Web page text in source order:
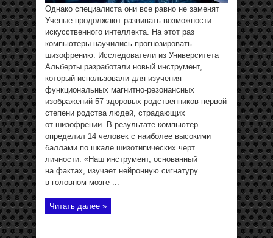
Однако специалиста они все равно не заменят
Ученые продолжают развивать возможности
искусственного интеллекта. На этот раз
компьютеры научились прогнозировать
шизофрению. Исследователи из Университета
Альберты разработали новый инструмент,
который использовали для изучения
функциональных магнитно-резонансных
изображений 57 здоровых родственников первой
степени родства людей, страдающих
от шизофрении. В результате компьютер
определил 14 человек с наиболее высокими
баллами по шкале шизотипических черт
личности. «Наш инструмент, основанный
на фактах, изучает нейронную сигнатуру
в головном мозге ...
Читать далее »